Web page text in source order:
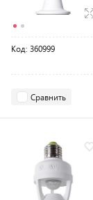
Код: 360999
Сравнить